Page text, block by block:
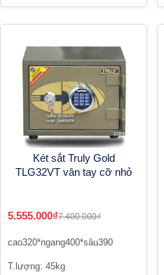
Két sắt Truly Gold
TLG32VT vân tay cỡ nhỏ
5.555.000₫7.400.000₫
cao320*ngang400*sâu390
T.lượng: 45kg